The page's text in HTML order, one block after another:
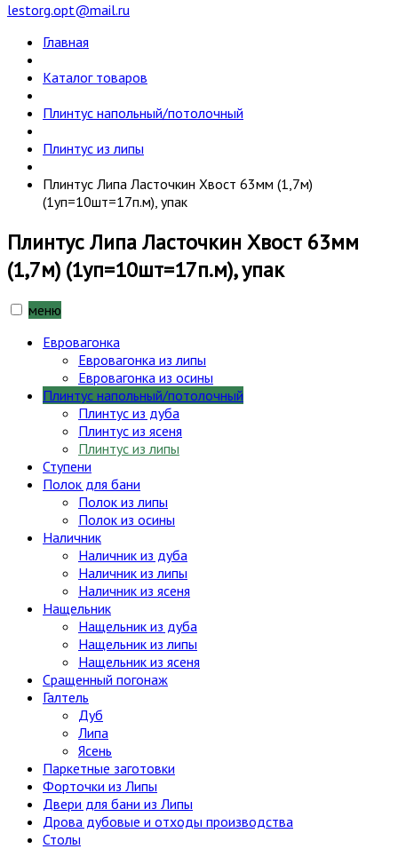
lestorg.opt@mail.ru
Главная
Каталог товаров
Плинтус напольный/потолочный
Плинтус из липы
Плинтус Липа Ласточкин Хвост 63мм (1,7м)
(1уп=10шт=17п.м), упак
Плинтус Липа Ласточкин Хвост 63мм
(1,7м) (1уп=10шт=17п.м), упак
меню
Евровагонка
Евровагонка из липы
Евровагонка из осины
Плинтус напольный/потолочный
Плинтус из дуба
Плинтус из ясеня
Плинтус из липы
Ступени
Полок для бани
Полок из липы
Полок из осины
Наличник
Наличник из дуба
Наличник из липы
Наличник из ясеня
Нащельник
Нащельник из дуба
Нащельник из липы
Нащельник из ясеня
Сращенный погонаж
Галтель
Дуб
Липа
Ясень
Паркетные заготовки
Форточки из Липы
Двери для бани из Липы
Дрова дубовые и отходы производства
Столы